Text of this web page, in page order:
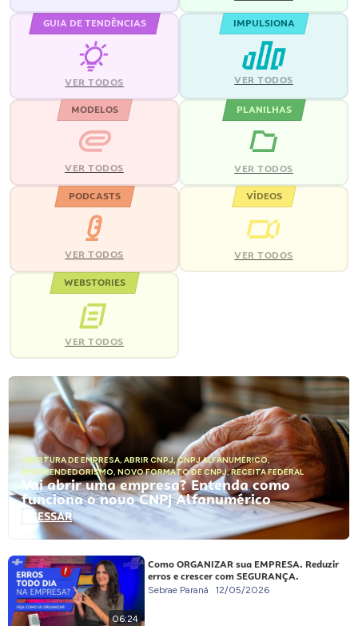
GUIA DE TENDÊNCIAS
VER TODOS
IMPULSIONA
VER TODOS
MODELOS
VER TODOS
PLANILHAS
VER TODOS
PODCASTS
VER TODOS
VÍDEOS
VER TODOS
WEBSTORIES
VER TODOS
ABERTURA DE EMPRESA, ABRIR CNPJ,CNPJ ALFANUMÉRICO,
EMPREENDEDORISMO, NOVO FORMATO DE CNPJ,RECEITA FEDERAL
Vai abrir uma empresa? Entenda como
funciona o novo CNPJ Alfanumérico
ACESSAR
06:24
Como ORGANIZAR sua EMPRESA. Reduzir
erros e crescer com SEGURANÇA.
Sebrae Paraná 12/05/2026